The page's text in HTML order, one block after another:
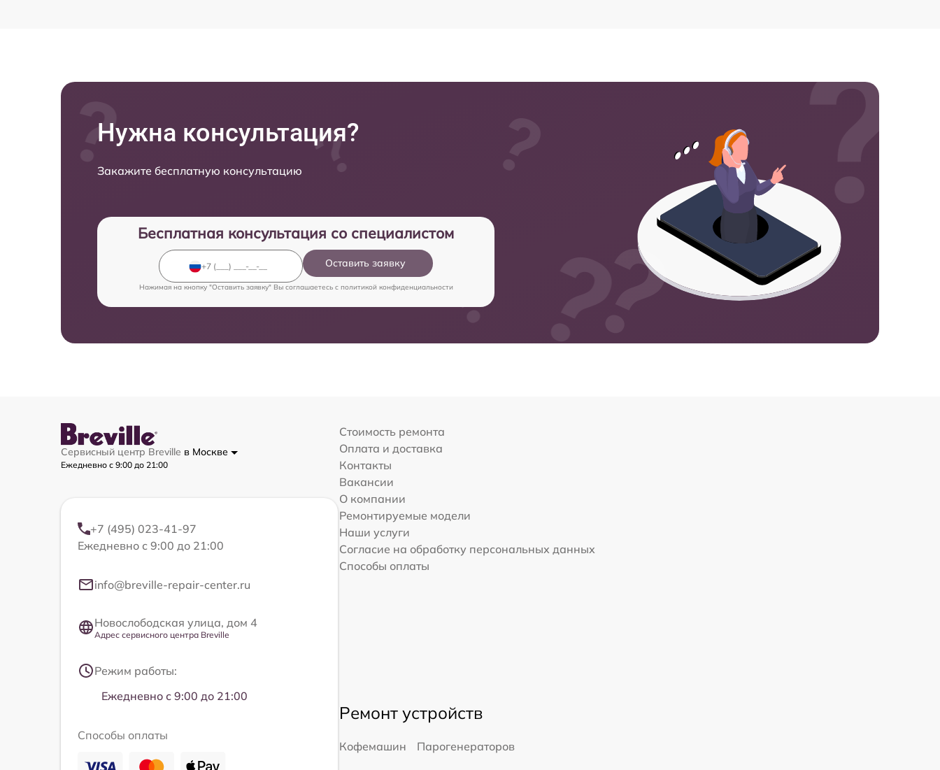
Нужна консультация?
Закажите бесплатную консультацию
Бесплатная консультация со специалистом
Оставить заявку
Нажимая на кнопку "Оставить заявку" Вы соглашаетесь c политикой конфиденциальности
Сервисный центр Breville в Москве
Ежедневно с 9:00 до 21:00
+7 (495) 023-41-97
Ежедневно с 9:00 до 21:00
info@breville-repair-center.ru
Новослободская улица, дом 4
Адрес сервисного центра Breville
Режим работы:
Ежедневно с 9:00 до 21:00
Способы оплаты
Стоимость ремонта
Оплата и доставка
Контакты
Вакансии
О компании
Ремонтируемые модели
Наши услуги
Согласие на обработку персональных данных
Способы оплаты
Ремонт устройств
Кофемашин Парогенераторов